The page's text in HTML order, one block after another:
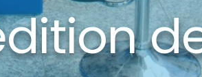
de